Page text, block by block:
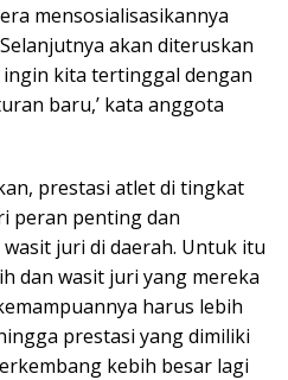
mensosialisasikannya
akan diteruskan
kita tertinggal dengan
baru,’ kata anggota
prestasi atlet di tingkat
peran penting dan
juri di daerah. Untuk itu
dan wasit juri yang mereka
harus lebih
prestasi yang dimiliki
kebih besar lagi